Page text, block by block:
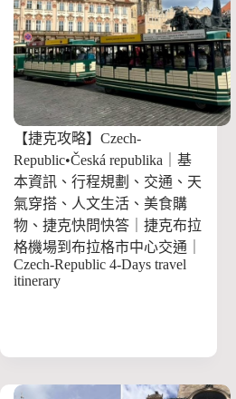
【捷克攻略】Czech-
Republic•Česká republika｜基
本資訊、行程規劃、交通、天
氣穿搭、人文生活、美食購
物、捷克快問快答｜捷克布拉
格機場到布拉格市中心交通｜
Czech-Republic 4-Days travel
itinerary